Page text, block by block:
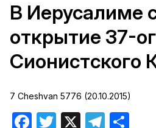
В Иерусалиме
открытие 37-
Сионистского
7 Cheshvan 5776 (20.10.2015)
Facebook
Twitter Telegram